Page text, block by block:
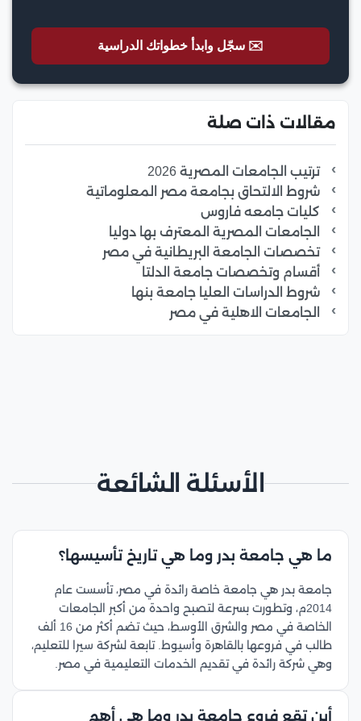
✉️ سجّل وابدأ خطواتك الدراسية
مقالات ذات صلة
ترتيب الجامعات المصرية 2026
شروط الالتحاق بجامعة مصر المعلوماتية
كليات جامعه فاروس
الجامعات المصرية المعترف بها دوليا
تخصصات الجامعة البريطانية في مصر
أقسام وتخصصات جامعة الدلتا
شروط الدراسات العليا جامعة بنها
الجامعات الاهلية في مصر
الأسئلة الشائعة
ما هي جامعة بدر وما هي تاريخ تأسيسها؟
جامعة بدر هي جامعة خاصة رائدة في مصر، تأسست عام
2014م، وتطورت بسرعة لتصبح واحدة من أكبر الجامعات
الخاصة في مصر والشرق الأوسط، حيث تضم أكثر من 16 ألف
طالب في فروعها بالقاهرة وأسيوط. تابعة لشركة سيرا للتعليم،
وهي شركة رائدة في تقديم الخدمات التعليمية في مصر.
أين تقع فروع جامعة بدر وما هي أهم